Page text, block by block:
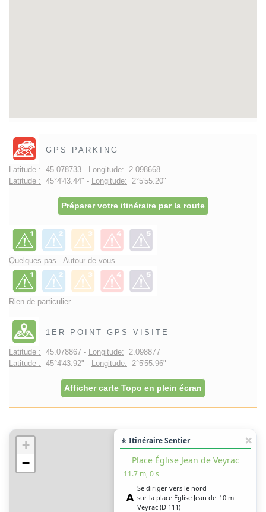
GPS PARKING
Latitude : 45.078733 - Longitude: 2.098668
Latitude : 45°4'43.44" - Longitude: 2°5'55.20"
Préparer votre itinéraire par la route
Quelques pas - Autour de vous
Rien de particulier
1ER POINT GPS VISITE
Latitude : 45.078867 - Longitude: 2.098877
Latitude : 45°4'43.92" - Longitude: 2°5'55.96"
Afficher carte Topo en plein écran
+
−
🚶 Itinéraire Sentier
Place Église Jean de Veyrac
11.7 m, 0 s
Se diriger vers le nord
sur la place Église Jean de
Veyrac (D 111)
10 m